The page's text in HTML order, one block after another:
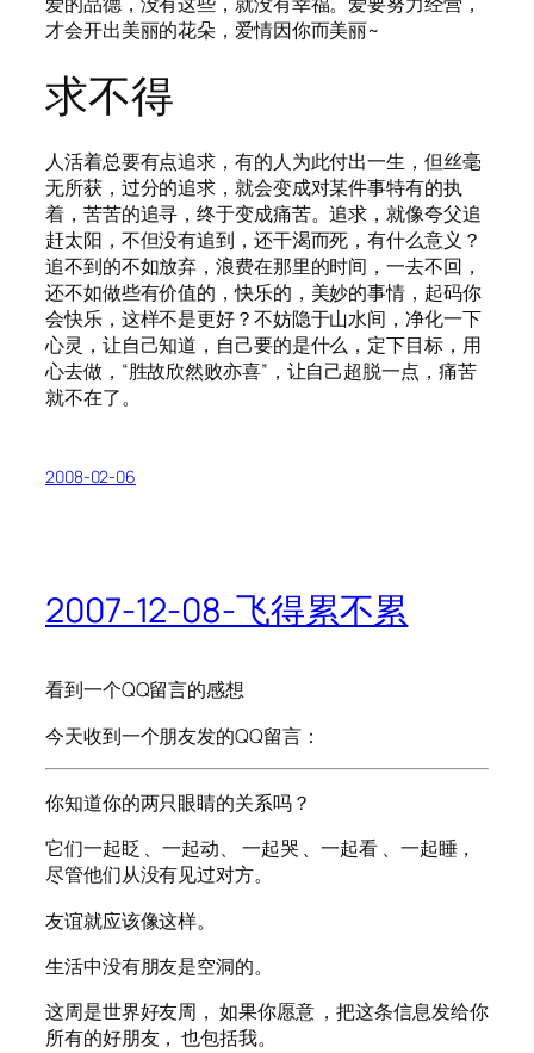
才会开出美丽的花朵，爱情因你而美丽~
求不得
人活着总要有点追求，有的人为此付出一生，但丝毫
无所获，过分的追求，就会变成对某件事特有的执
着，苦苦的追寻，终于变成痛苦。追求，就像夸父追
赶太阳，不但没有追到，还干渴而死，有什么意义？
追不到的不如放弃，浪费在那里的时间，一去不回，
还不如做些有价值的，快乐的，美妙的事情，起码你
会快乐，这样不是更好？不妨隐于山水间，净化一下
心灵，让自己知道，自己要的是什么，定下目标，用
心去做，“胜故欣然败亦喜”，让自己超脱一点，痛苦
就不在了。
2008-02-06
2007-12-08-飞得累不累
看到一个QQ留言的感想
今天收到一个朋友发的QQ留言：
你知道你的两只眼睛的关系吗？
它们一起眨 、一起动、 一起哭 、一起看 、一起睡，
尽管他们从没有见过对方。
友谊就应该像这样。
生活中没有朋友是空洞的。
这周是世界好友周， 如果你愿意 ，把这条信息发给你
所有的好朋友， 也包括我。